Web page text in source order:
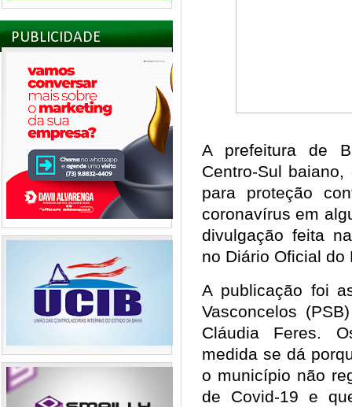
PUBLICIDADE
A prefeitura de
Centro-Sul
para proteção
coronavírus em
divulgação feita
no Diário Oficial
A publicação foi
Vasconcelos
Cláudia Feres.
medida se dá
o município não
de Covid-19 e